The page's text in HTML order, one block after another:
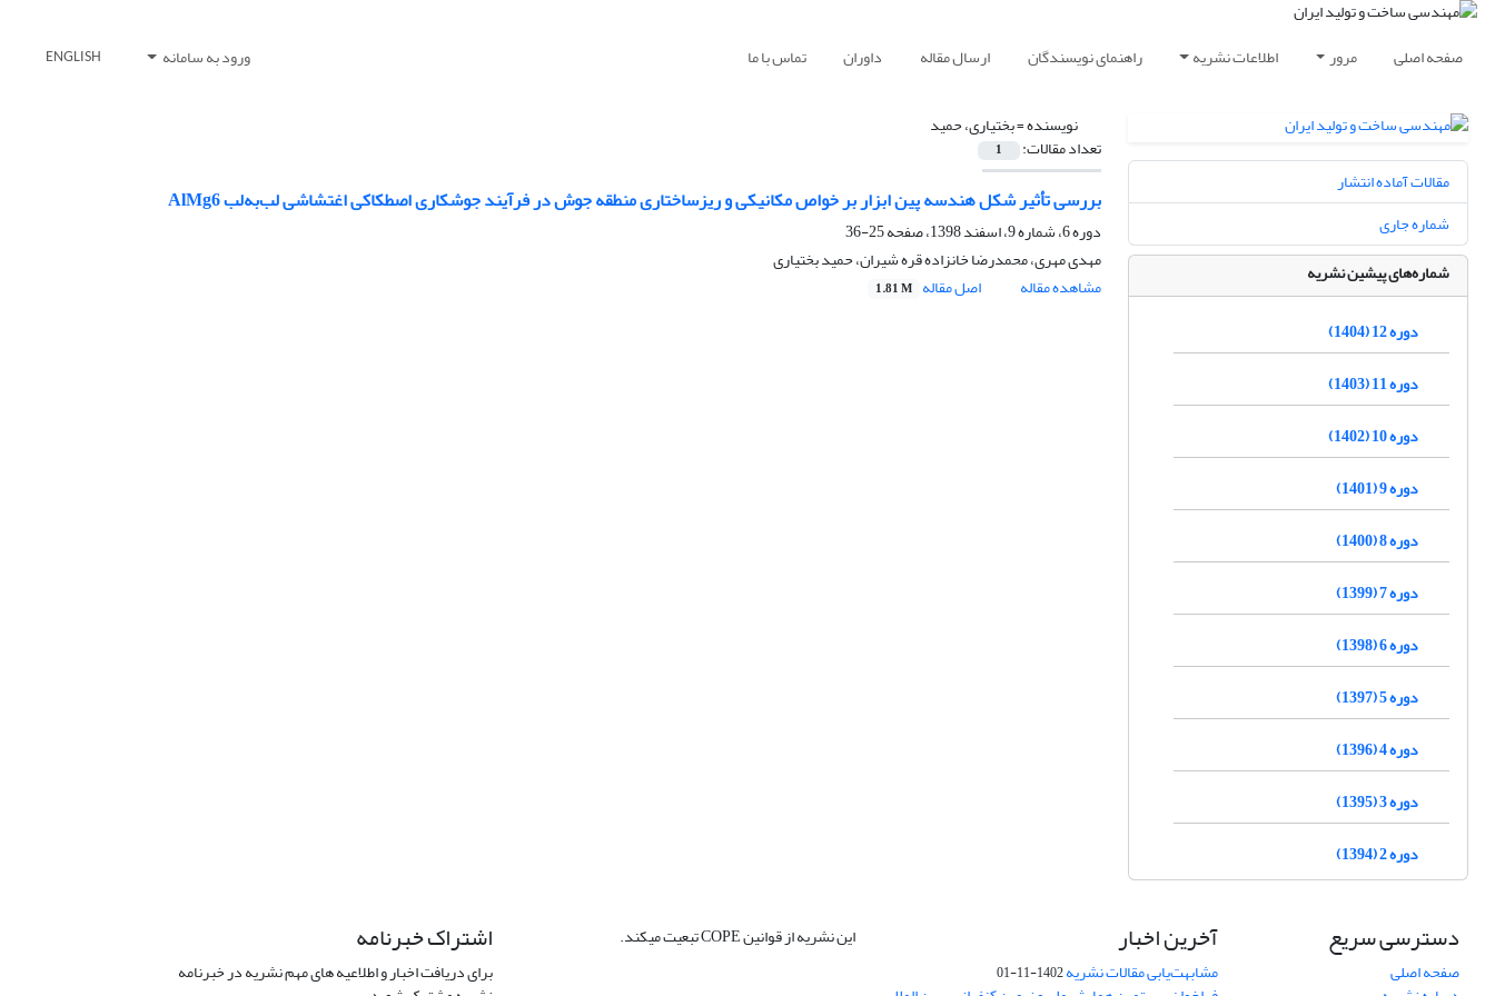
صفحه اصلی مرور اطلاعات نشریه راهنمای نویسندگان ارسال مقاله داوران تماس با ما ورود به سامانه ENGLISH
نویسنده =بختیاری، حمید
تعداد مقالات: 1
بررسی تأثیر شکل هندسه پین ابزار بر خواص مکانیکی و ریزساختاری منطقه جوش در فرآیند جوشکاری اصطکاکی اغتشاشی لب‌به‌لب AlMg6
دوره 6، شماره 9، اسفند 1398، صفحه
25-36
مهدی مهری، محمدرضا خانزاده قره شیران، حمید بختیاری
مشاهده مقاله
اصل مقاله 1.81 M
مقالات آماده انتشار
شماره جاری
شماره‌های پیشین نشریه
دوره 12 (1404)
دوره 11 (1403)
دوره 10 (1402)
دوره 9 (1401)
دوره 8 (1400)
دوره 7 (1399)
دوره 6 (1398)
دوره 5 (1397)
دوره 4 (1396)
دوره 3 (1395)
دوره 2 (1394)
دسترسی سریع
صفحه اصلی
آخرین اخبار
مشابهت‌یابی مقالات نشریه1402-11-01
این نشریه از قوانین COPE تبعیت میکند. اشتراک خبرنامه
برای دریافت اخبار و اطلاعیه های مهم نشریه در خبرنامه